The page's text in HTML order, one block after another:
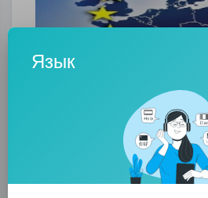
Проблема Иммиграции
на законодательном
Язык